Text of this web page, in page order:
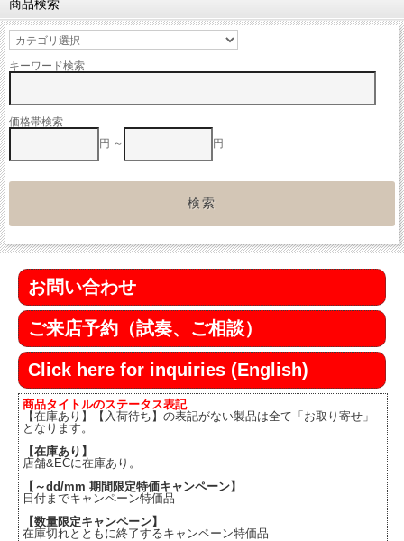
商品検索
キーワード検索
価格帯検索
円 ～
円
お問い合わせ
ご来店予約（試奏、ご相談）
Click here for inquiries (English)
商品タイトルのステータス表記
【在庫あり】【入荷待ち】の表記がない製品は全て「お取り寄せ」
となります。
【在庫あり】
店舗&ECに在庫あり。
【～dd/mm 期間限定特価キャンペーン】
日付までキャンペーン特価品
【数量限定キャンペーン】
在庫切れとともに終了するキャンペーン特価品